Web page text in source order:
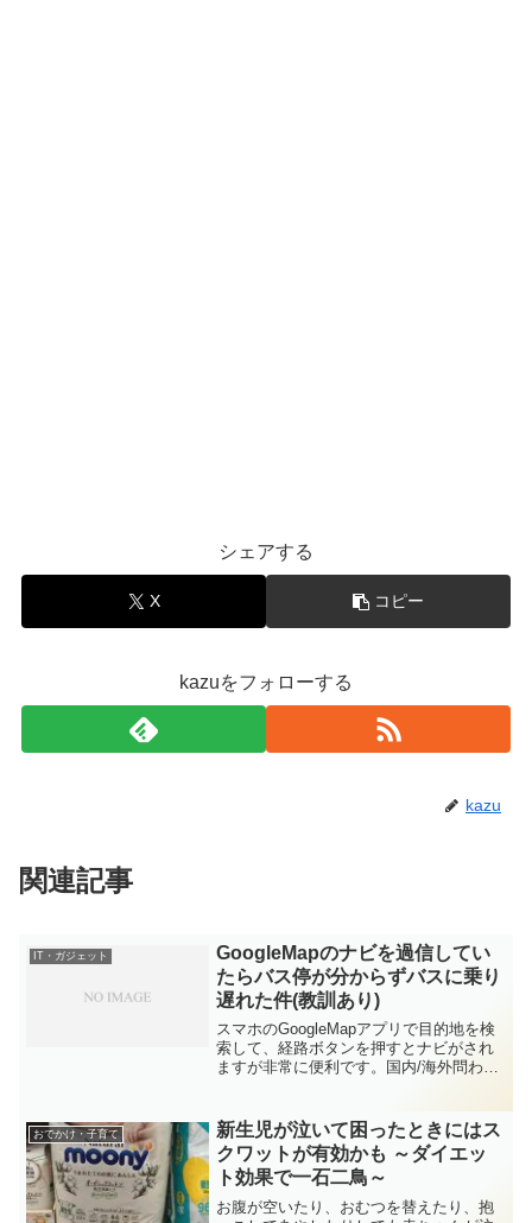
シェアする
X コピー
kazuをフォローする
kazu
関連記事
IT・ガジェット
GoogleMapのナビを過信してい
たらバス停が分からずバスに乗り
遅れた件(教訓あり)
スマホのGoogleMapアプリで目的地を検
索して、経路ボタンを押すとナビがされ
ますが非常に便利です。国内/海外問わ
失敗してしまったのでその報告です。先
日、下北沢で夜遊...
おでかけ・子育て
新生児が泣いて困ったときにはス
クワットが有効かも ～ダイエッ
ト効果で一石二鳥～
お腹が空いたり、おむつを替えたり、抱